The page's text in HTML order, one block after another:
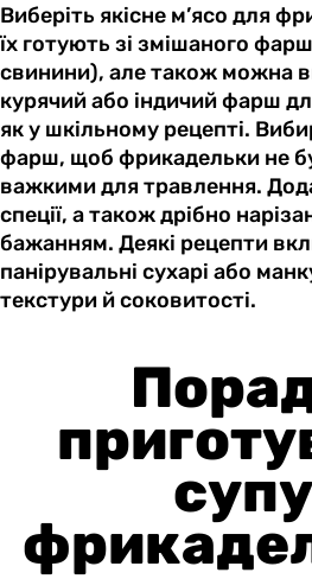
Виберіть якісне м’ясо для
їх готують зі змішаного
свинини), але також можна
курячий або індичий фарш
як у шкільному рецепті.
фарш, щоб фрикадельки не
важкими для травлення.
спеції, а також дрібно
бажанням. Деякі рецепти
панірувальні сухарі або
текстури й соковитості.